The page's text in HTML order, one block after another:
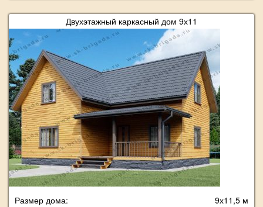
Двухэтажный каркасный дом 9х11
Размер дома:
9х11,5 м